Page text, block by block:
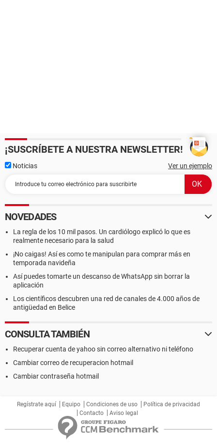
¡SUSCRÍBETE A NUESTRA NEWSLETTER!
Noticias Ver un ejemplo
NOVEDADES
La regla de los 10 mil pasos. Un cardiólogo explicó lo que es
realmente necesario para la salud
¡No caigas! Así es como te manipulan para comprar más en
temporada navideña
Así puedes tomarte un descanso de WhatsApp sin borrar la
aplicación
Los científicos descubren una red de canales de 4.000 años de
antigüedad en Belice
CONSULTA TAMBIÉN
Recuperar cuenta de yahoo sin correo alternativo ni teléfono
Cambiar correo de recuperacion hotmail
Cambiar contraseña hotmail
Regístrate aquí Equipo Condiciones de uso
Política de privacidad
Contacto
Aviso legal